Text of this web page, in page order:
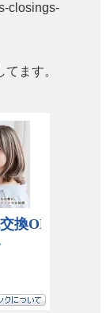
closings-
ます。